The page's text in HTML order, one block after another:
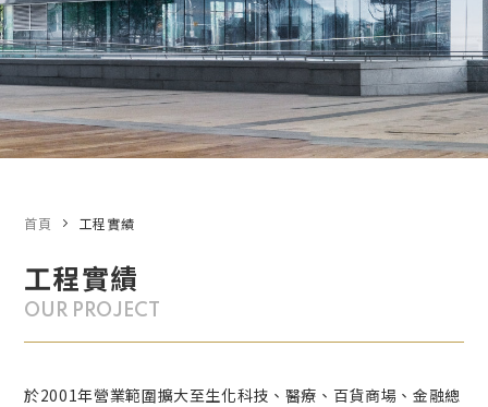
工程實績
OUR PROJECT
於2001年營業範圍擴大至生化科技、醫療、百貨商場、金融總
首頁 工程實績